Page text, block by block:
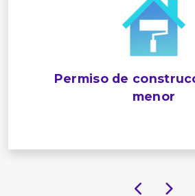
Permiso de
menor